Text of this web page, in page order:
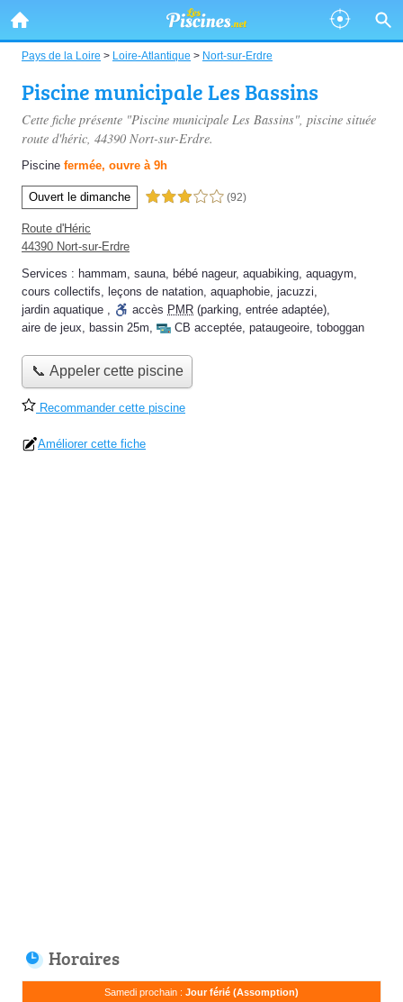
Pays de la Loire > Loire-Atlantique > Nort-sur-Erdre
Piscine municipale Les Bassins
Cette fiche présente "Piscine municipale Les Bassins", piscine située
route d'héric, 44390 Nort-sur-Erdre.
Piscine fermée, ouvre à 9h
Ouvert le dimanche 3,0 étoiles sur 5 (92)
Route d'Héric
44390 Nort-sur-Erdre
Services : hammam, sauna, bébé nageur, aquabiking, aquagym,
cours collectifs, leçons de natation, aquaphobie, jacuzzi,
jardin aquatique , accès PMR (parking, entrée adaptée),
aire de jeux, bassin 25m, CB acceptée, pataugeoire, toboggan
📞 Appeler cette piscine
Recommander cette piscine
Améliorer cette fiche
Horaires
Samedi prochain : Jour férié (Assomption)